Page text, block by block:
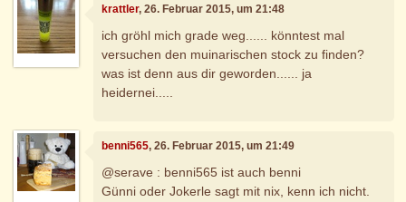
krattler, 26. Februar 2015, um 21:48
ich gröhl mich grade weg...... könntest mal
versuchen den muinarischen stock zu finden?
was ist denn aus dir geworden...... ja
heidernei.....
benni565, 26. Februar 2015, um 21:49
@serave : benni565 ist auch benni
Günni oder Jokerle sagt mit nix, kenn ich nicht.